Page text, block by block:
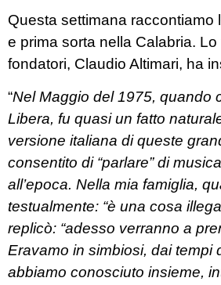
Questa settimana raccontiamo
e prima sorta nella Calabria.
fondatori, Claudio Altimari, ha
“Nel Maggio del 1975, quando
Libera, fu quasi un fatto
versione italiana di queste
consentito di “parlare” di
all’epoca. Nella mia famiglia,
testualmente: “è una cosa
replicò: “adesso verranno a
Eravamo in simbiosi, dai tempi
abbiamo conosciuto insieme,